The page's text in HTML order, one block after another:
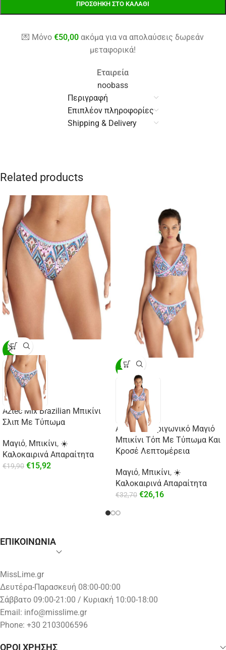
ΠΡΟΣΘΉΚΗ ΣΤΟ ΚΑΛΆΘΙ
💌 Μόνο€50,00 ακόμα για να απολαύσεις δωρεάν
μεταφορικά!
Εταιρεία
noobass
Περιγραφή
Επιπλέον πληροφορίες
Shipping & Delivery
Related products
-20%
Aztec Mix Brazilian Μπικίνι
Σλιπ Με Τύπωμα
Μαγιό, Μπικίνι, ☀️
Καλοκαιρινά Απαραίτητα
€19,90 €15,92
-20%
Aztec Mix Τριγωνικό Μαγιό
Μπικίνι Τόπ Με Τύπωμα Και
Κροσέ Λεπτομέρεια
Μαγιό, Μπικίνι, ☀️
Καλοκαιρινά Απαραίτητα
€32,70 €26,16
ΕΠΙΚΟΙΝΩΝΙΑ
MissLime.gr
Δευτέρα-Παρασκευή 08:00-00:00
Σάββατο 09:00-21:00 / Κυριακή 10:00-18:00
Email: info@misslime.gr
Phone: +30 2103006596
ΟΡΟΙ ΧΡΗΣΗΣ